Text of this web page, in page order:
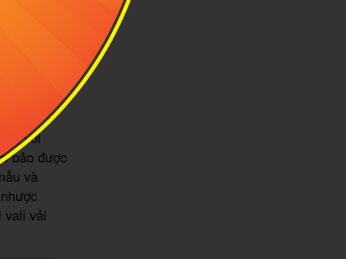
so với
bảo được
và
vali vải